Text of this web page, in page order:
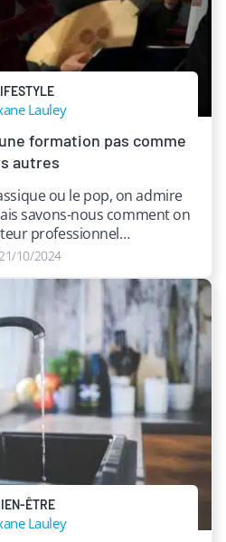
Lauley
formation pas comme
autres
ou le pop, on admire
savons-nous comment on
professionnel…
10/2024
ÊTRE
Lauley